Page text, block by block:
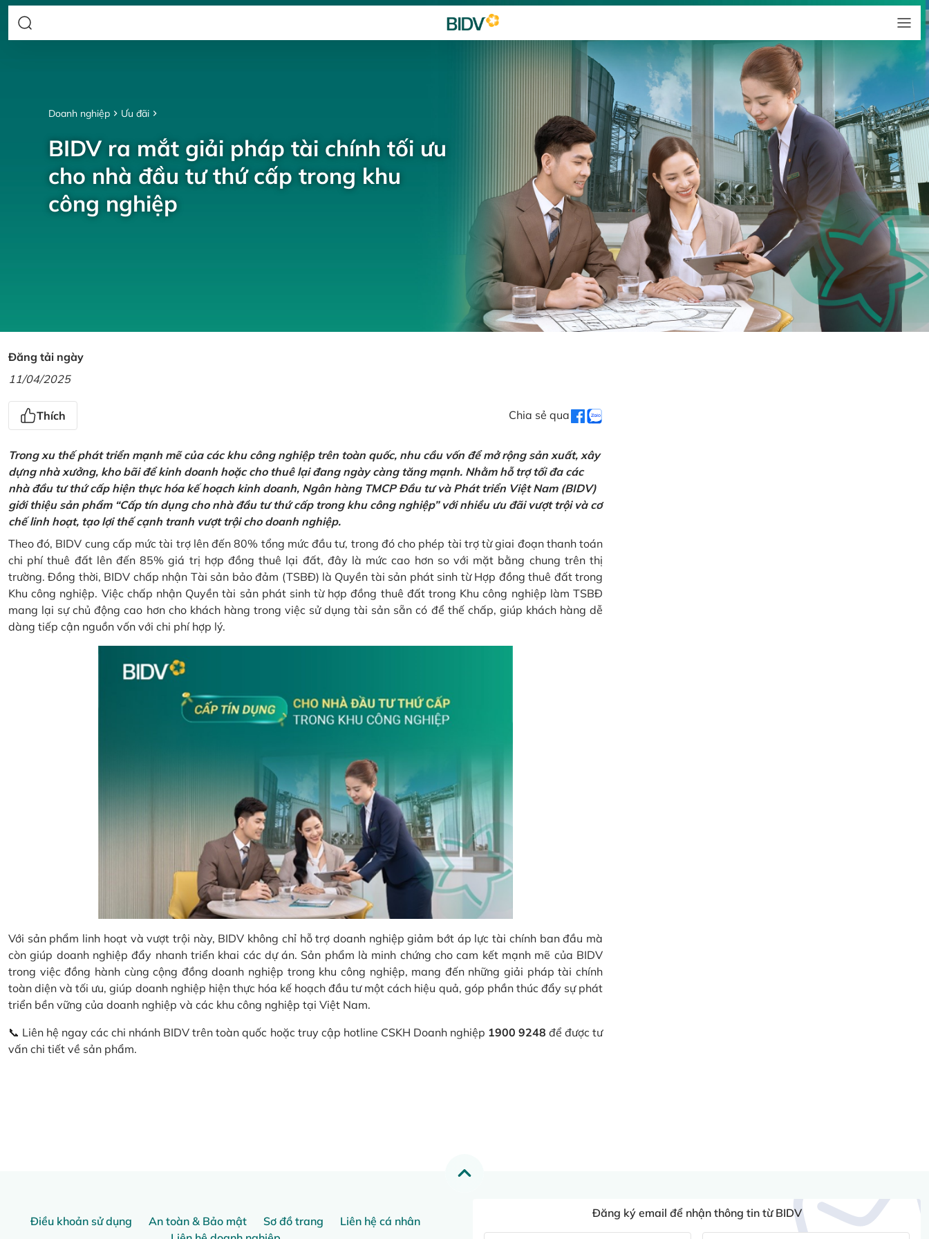
Doanh nghiệp Ưu đãi
BIDV ra mắt giải pháp tài chính tối ưu
cho nhà đầu tư thứ cấp trong khu
công nghiệp
Đăng tải ngày
11/04/2025
Thích Chia sẻ qua
Trong xu thế phát triển mạnh mẽ của các khu công nghiệp trên toàn quốc, nhu cầu vốn để mở rộng sản xuất, xây
dựng nhà xưởng, kho bãi để kinh doanh hoặc cho thuê lại đang ngày càng tăng mạnh. Nhằm hỗ trợ tối đa các
nhà đầu tư thứ cấp hiện thực hóa kế hoạch kinh doanh, Ngân hàng TMCP Đầu tư và Phát triển Việt Nam (BIDV)
giới thiệu sản phẩm “Cấp tín dụng cho nhà đầu tư thứ cấp trong khu công nghiệp” với nhiều ưu đãi vượt trội và cơ
chế linh hoạt, tạo lợi thế cạnh tranh vượt trội cho doanh nghiệp.
Theo đó, BIDV cung cấp mức tài trợ lên đến 80% tổng mức đầu tư, trong đó cho phép tài trợ từ giai đoạn thanh toán
chi phí thuê đất lên đến 85% giá trị hợp đồng thuê lại đất, đây là mức cao hơn so với mặt bằng chung trên thị
trường. Đồng thời, BIDV chấp nhận Tài sản bảo đảm (TSBĐ) là Quyền tài sản phát sinh từ Hợp đồng thuê đất trong
Khu công nghiệp. Việc chấp nhận Quyền tài sản phát sinh từ hợp đồng thuê đất trong Khu công nghiệp làm TSBĐ
mang lại sự chủ động cao hơn cho khách hàng trong việc sử dụng tài sản sẵn có để thế chấp, giúp khách hàng dễ
dàng tiếp cận nguồn vốn với chi phí hợp lý.
Với sản phẩm linh hoạt và vượt trội này, BIDV không chỉ hỗ trợ doanh nghiệp giảm bớt áp lực tài chính ban đầu mà
còn giúp doanh nghiệp đẩy nhanh triển khai các dự án. Sản phẩm là minh chứng cho cam kết mạnh mẽ của BIDV
trong việc đồng hành cùng cộng đồng doanh nghiệp trong khu công nghiệp, mang đến những giải pháp tài chính
toàn diện và tối ưu, giúp doanh nghiệp hiện thực hóa kế hoạch đầu tư một cách hiệu quả, góp phần thúc đẩy sự phát
triển bền vững của doanh nghiệp và các khu công nghiệp tại Việt Nam.
📞 Liên hệ ngay các chi nhánh BIDV trên toàn quốc hoặc truy cập hotline CSKH Doanh nghiệp 1900 9248 để được tư
vấn chi tiết về sản phẩm.
Điều khoản sử dụng An toàn & Bảo mật Sơ đồ trang
Liên hệ cá nhân
Đăng ký email để nhận thông tin từ BIDV